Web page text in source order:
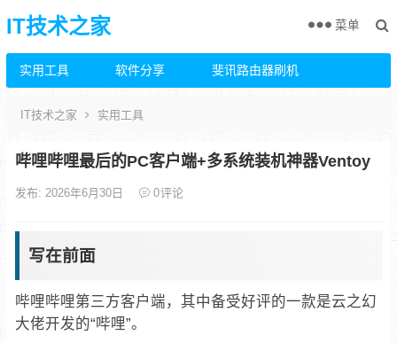
IT技术之家
实用工具 软件分享 斐讯路由器刷机
菜单
IT技术之家 实用工具
哔哩哔哩最后的PC客户端+多系统装机神器Ventoy
发布: 2026年6月30日 0评论
写在前面
哔哩哔哩第三方客户端，其中备受好评的一款是云之幻
大佬开发的“哔哩”。